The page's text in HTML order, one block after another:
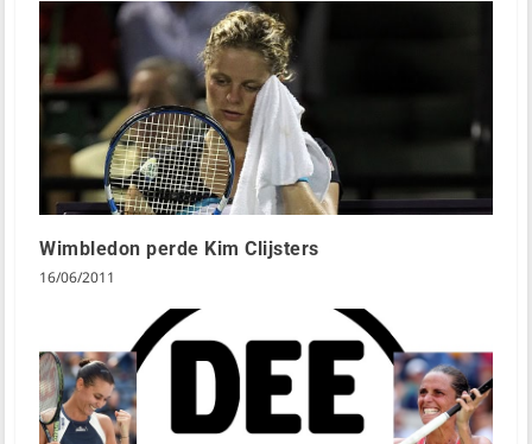
Wimbledon perde Kim Clijsters
16/06/2011